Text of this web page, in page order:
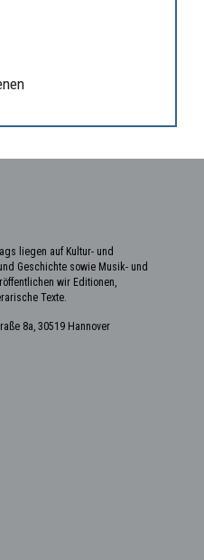
liegen auf Kultur- und
Geschichte sowie Musik- und
wir Editionen,
Texte.
8a, 30519 Hannover